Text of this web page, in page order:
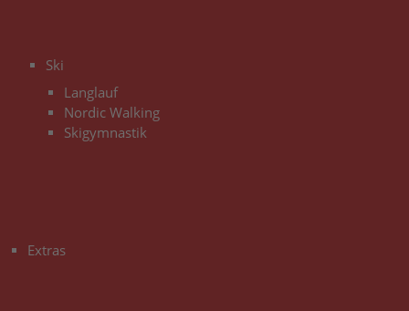
Ski
Langlauf
Nordic Walking
Skigymnastik
Extras